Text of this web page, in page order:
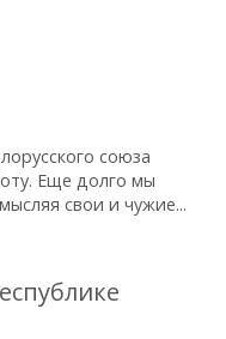
союза
Еще долго мы
свои и чужие...